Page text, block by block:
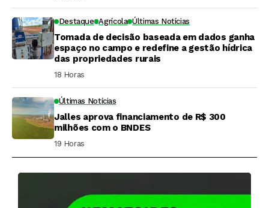
Destaque Agrícola Últimas Notícias
Tomada de decisão baseada em dados ganha
espaço no campo e redefine a gestão hídrica
das propriedades rurais
18 Horas ⁮
Últimas Notícias
Jalles aprova financiamento de R$ 300
milhões com o BNDES
19 Horas ⁮